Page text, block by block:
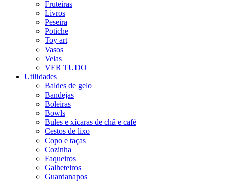
Fruteiras
Livros
Peseira
Potiche
Toy art
Vasos
Velas
VER TUDO
Utilidades
Baldes de gelo
Bandejas
Boleiras
Bowls
Bules e xícaras de chá e café
Cestos de lixo
Copo e taças
Cozinha
Faqueiros
Galheteiros
Guardanapos